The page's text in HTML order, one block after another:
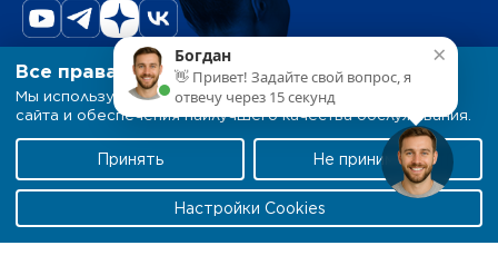
Продукты
Меню
О BTL
Все права защищены.
Мы используем файлы cookie для оптимизации работы
сайта и обеспечения наилучшего качества обслуживания.
Принять Не принимать
Настройки Cookies
×
Богдан
👋 Привет! Задайте свой вопрос, я
отвечу через 15 секунд